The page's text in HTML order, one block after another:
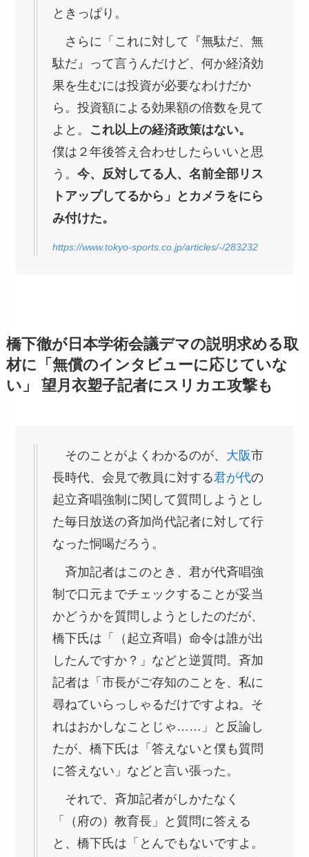
ときっぱり。
さらに「これに対して『無駄だ、無
駄だ』って言うんだけど、何か経済効
果を生むには投資が必要なわけだか
ら。投資額による効果額の倍数を見て
よと。 これ以上の経済政策はない。
僕は２年後答え合わせしたらいいと思
う。今、反対してる人、名前全部リス
トアップしてるから」とカメラをにら
み付けた。
https://www.tokyo-sports.co.jp/articles/-/283232
橋下徹が日本学術会議デマの説明求める取
材に「無償のインタビューに応じていな
い」 望月衣塑子記者にスリカエ攻撃も
そのことがよくわかるのが、 大阪市
長時代、会見で教員に対する君が代の
起立斉唱強制に関して質問しようとし
た毎日放送の斉加尚代記者に対して行
なった恫喝だろう。
斉加記者はこのとき、君が代斉唱強
制で口元までチェックすることが妥当
かどうかを質問しようとしたのだが、
橋下氏は「（起立斉唱）命令は誰が出
したんですか？」などと逆質問。斉加
記者は「市長がご存知のことを、私に
尋ねていらっしゃるだけですよね。そ
れはおかしなことじゃ……」と反論し
たが、橋下氏は「答えないと僕も質問
に答えない」などと言い張った。
それで、斉加記者がしかたなく
「（府の）教育長」と質問に答える
と、橋下氏は「とんでもないですよ。